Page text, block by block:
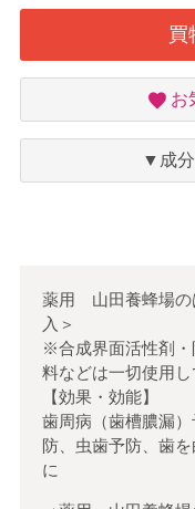
買
お
入
り
お
▼成分
薬用 山田養蜂場の
入 ＞
※合成界面活性剤・
料などは一切使用し
【効果・効能】
歯周病（歯槽膿漏
防、虫歯予防、歯
に